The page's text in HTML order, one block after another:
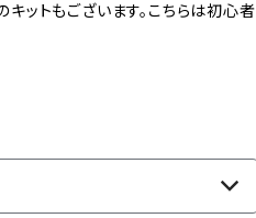
ットもございます。こちらは初心者